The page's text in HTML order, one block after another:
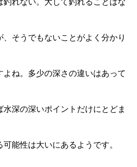
釣れない。大して釣れることはな
そうでもないことがよく分かり
ね。多少の深さの違いはあって
深の深いポイントだけにとどま
能性は大いにあるようです。